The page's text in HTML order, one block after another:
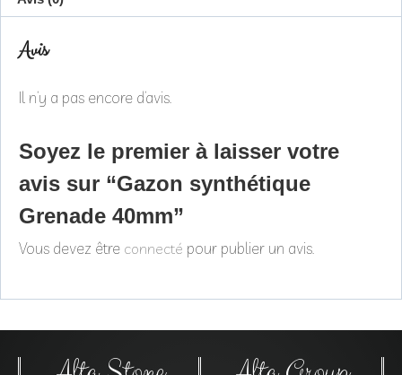
Avis
Il n’y a pas encore d’avis.
Soyez le premier à laisser votre
avis sur “Gazon synthétique
Grenade 40mm”
Vous devez être connecté pour publier un avis.